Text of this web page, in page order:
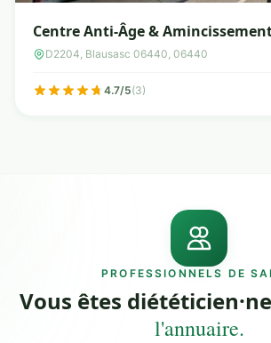
Centre Anti-Âge &
D2204, Blausasc 06440, 06440
4.7/5(3)
PROFESSIONNELS DE
Vous êtes
l'annuaire.